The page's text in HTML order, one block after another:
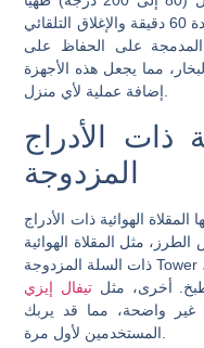
دقيقًا، بينما تعمل الميزات مثل المؤقت لمدة 60 دقيقة والإغلاق التلقائي
المدمجة على الحفاظ على
مما يجعل هذه الأجهزة
إضافة عملية لأي منزل.
ذات الأدراج
المزدوجة
الهوائية ذات الأدراج
مثل المقلاة الهوائية
ذات السلة المزدوجة Tower سعة 9 لتر، مزودة بكابلات رئيسية قصيرة،
أخرى، مثل تيفال إيزي
غير واضحة، مما قد يربك